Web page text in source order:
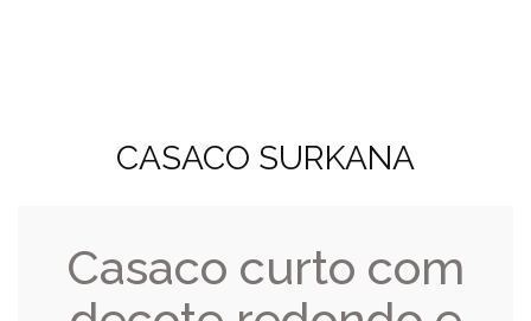
CASACO SURKANA
Casaco curto com